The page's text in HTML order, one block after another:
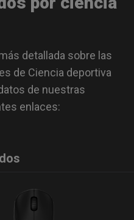
detallada sobre las
de Ciencia deportiva
de nuestras
enlaces: